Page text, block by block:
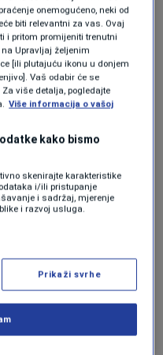
znači bh.
dana
kako bi podržala
na
fudbalsku
onemogućeno, neki od
biti relevantni za vas. Ovaj
i pritom promijeniti trenutni
Upravljaj željenim
[ili plutajuću ikonu u donjem
Vaš odabir će se
više detalja, pogledajte
Više informacija o vašoj
kako bismo
skenirajte karakteristike
i/ili pristupanje
i sadržaj, mjerenje
i razvoj usluga.
Prikaži svrhe